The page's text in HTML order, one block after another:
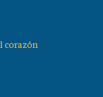
corazón